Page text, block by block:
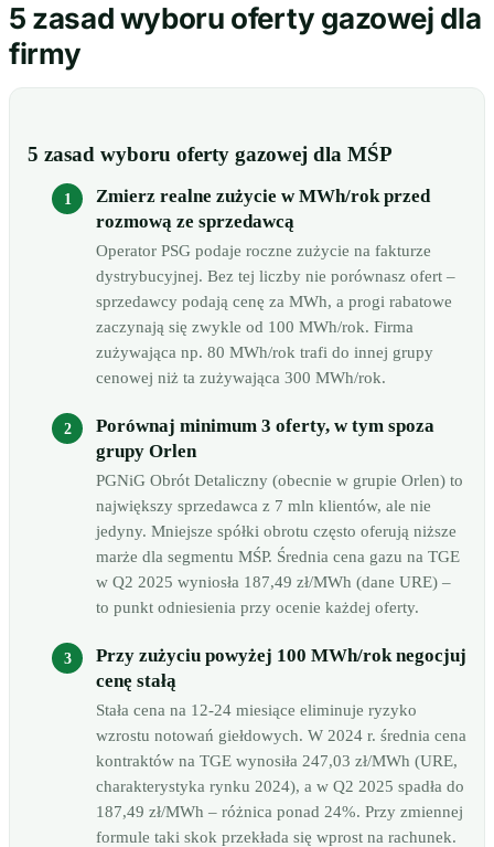
5 zasad wyboru oferty gazowej dla
firmy
5 zasad wyboru oferty gazowej dla MŚP
Zmierz realne zużycie w MWh/rok przed
rozmową ze sprzedawcą
Operator PSG podaje roczne zużycie na fakturze
dystrybucyjnej. Bez tej liczby nie porównasz ofert –
sprzedawcy podają cenę za MWh, a progi rabatowe
zaczynają się zwykle od 100 MWh/rok. Firma
zużywająca np. 80 MWh/rok trafi do innej grupy
cenowej niż ta zużywająca 300 MWh/rok.
Porównaj minimum 3 oferty, w tym spoza
grupy Orlen
PGNiG Obrót Detaliczny (obecnie w grupie Orlen) to
największy sprzedawca z 7 mln klientów, ale nie
jedyny. Mniejsze spółki obrotu często oferują niższe
marże dla segmentu MŚP. Średnia cena gazu na TGE
w Q2 2025 wyniosła 187,49 zł/MWh (dane URE) –
to punkt odniesienia przy ocenie każdej oferty.
Przy zużyciu powyżej 100 MWh/rok negocjuj
cenę stałą
Stała cena na 12-24 miesiące eliminuje ryzyko
wzrostu notowań giełdowych. W 2024 r. średnia cena
kontraktów na TGE wynosiła 247,03 zł/MWh (URE,
charakterystyka rynku 2024), a w Q2 2025 spadła do
187,49 zł/MWh – różnica ponad 24%. Przy zmiennej
formule taki skok przekłada się wprost na rachunek.